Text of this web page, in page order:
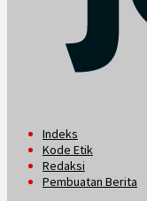
Indeks
Kode Etik
Redaksi
Pembuatan Berita